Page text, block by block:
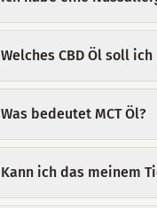
Welches CBD Öl soll
Was bedeutet MCT Öl?
Kann ich das meinem